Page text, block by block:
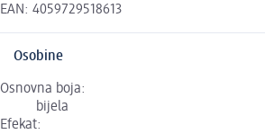
EAN: 4059729518613
Osobine
Osnovna boja:
bijela
Efekat: